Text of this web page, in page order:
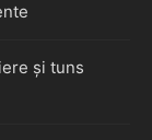
și tuns